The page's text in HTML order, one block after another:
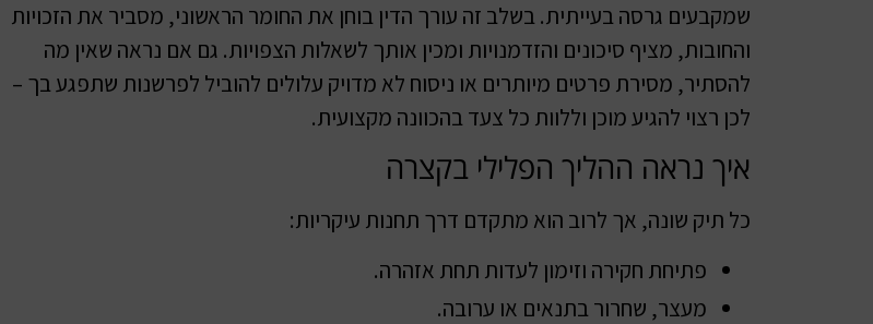
שמקבעים גרסה בעייתית. בשלב זה עורך הדין בוחן את החומר הראשוני, מסביר את הזכויות
והחובות, מציף סיכונים והזדמנויות ומכין אותך לשאלות הצפויות. גם אם נראה שאין מה
להסתיר, מסירת פרטים מיותרים או ניסוח לא מדויק עלולים להוביל לפרשנות שתפגע בך –
לכן רצוי להגיע מוכן וללוות כל צעד בהכוונה מקצועית.
איך נראה ההליך הפלילי בקצרה
כל תיק שונה, אך לרוב הוא מתקדם דרך תחנות עיקריות:
פתיחת חקירה וזימון לעדות תחת אזהרה.
מעצר, שחרור בתנאים או ערובה.